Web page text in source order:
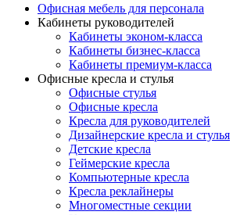
Офисная мебель для персонала
Кабинеты руководителей
Кабинеты эконом-класса
Кабинеты бизнес-класса
Кабинеты премиум-класса
Офисные кресла и стулья
Офисные стулья
Офисные кресла
Кресла для руководителей
Дизайнерские кресла и стулья
Детские кресла
Геймерские кресла
Компьютерные кресла
Кресла реклайнеры
Многоместные секции